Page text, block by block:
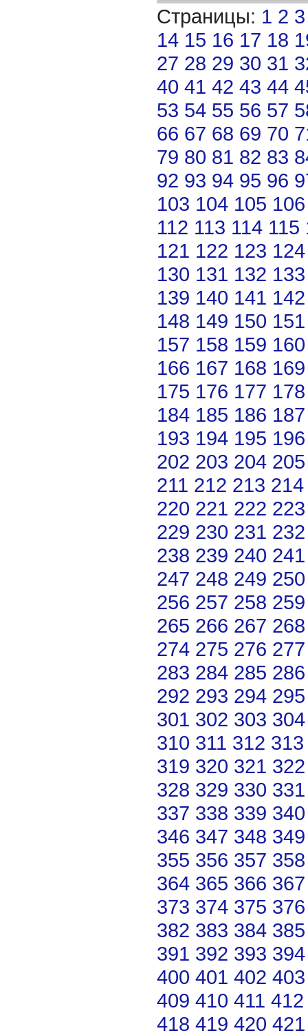
Страницы: 1 2 3
14 15 16 17 18
27 28 29 30 31
40 41 42 43 44
53 54 55 56 57
66 67 68 69 70
79 80 81 82 83
92 93 94 95 96
103 104 105 106
112 113 114 115
121 122 123 124
130 131 132 133
139 140 141 142
148 149 150 151
157 158 159 160
166 167 168 169
175 176 177 178
184 185 186 187
193 194 195 196
202 203 204 205
211 212 213 214
220 221 222 223
229 230 231 232
238 239 240 241
247 248 249 250
256 257 258 259
265 266 267 268
274 275 276 277
283 284 285 286
292 293 294 295
301 302 303 304
310 311 312 313
319 320 321 322
328 329 330 331
337 338 339 340
346 347 348 349
355 356 357 358
364 365 366 367
373 374 375 376
382 383 384 385
391 392 393 394
400 401 402 403
409 410 411 412
418 419 420 421